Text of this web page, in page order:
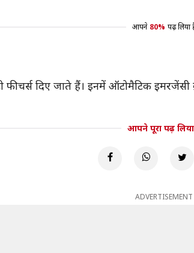
आपने 80% पढ़ लिया
दिए जाते हैं। इनमें ऑटोमैटिक इमरजेंसी
आपने पूरा पढ़
ADVERTISEMENT